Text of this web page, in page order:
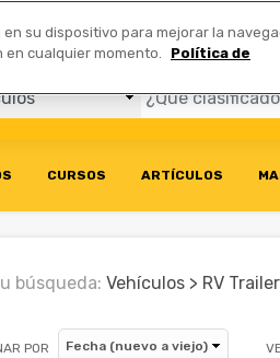
CURSOS ARTÍCULOS
búsqueda: Vehículos > RV
POR
su dispositivo para mejorar la
en cualquier momento.
Política de